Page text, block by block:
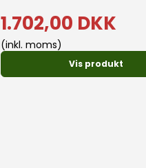
1.702,00 DKK
(inkl. moms)
Vis produkt